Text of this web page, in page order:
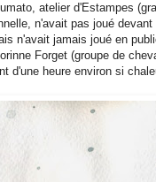
atelier d'Estampes
n'avait pas joué
n'avait jamais joué en
Forget (groupe de
d'une heure environ si